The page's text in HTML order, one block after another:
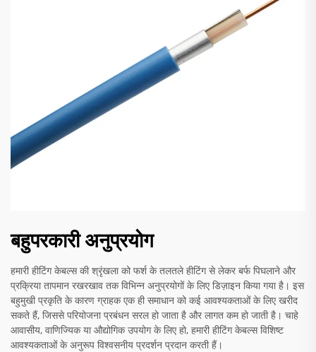
बहुपरकारी अनुप्रयोग
हमारी हीटिंग केबल्स की श्रृंखला को फर्श के तलतले हीटिंग से लेकर बर्फ पिघलाने और
प्रक्रिया तापमान रखरखाव तक विभिन्न अनुप्रयोगों के लिए डिज़ाइन किया गया है। इस
बहुमुखी प्रकृति के कारण ग्राहक एक ही समाधान को कई आवश्यकताओं के लिए खरीद
सकते हैं, जिससे परियोजना प्रबंधन सरल हो जाता है और लागत कम हो जाती है। चाहे
आवासीय, वाणिज्यिक या औद्योगिक उपयोग के लिए हो, हमारी हीटिंग केबल्स विशिष्ट
आवश्यकताओं के अनुरूप विश्वसनीय प्रदर्शन प्रदान करती हैं।